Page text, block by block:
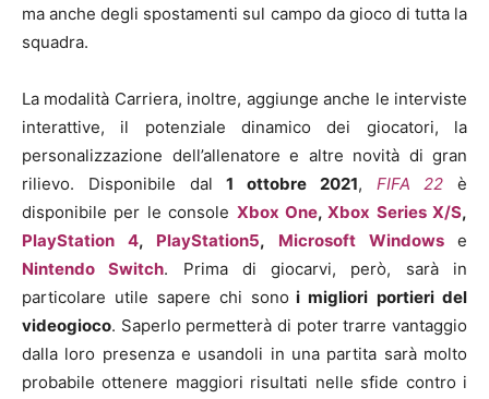
ma anche degli spostamenti sul campo da gioco di tutta la
squadra.
La modalità Carriera, inoltre, aggiunge anche le interviste
interattive, il potenziale dinamico dei giocatori, la
personalizzazione dell’allenatore e altre novità di gran
rilievo. Disponibile dal1 ottobre 2021, FIFA 22 è
disponibile per le console Xbox One,Xbox Series X/S,
PlayStation 4, PlayStation5, Microsoft Windowse
Nintendo Switch. Prima di giocarvi, però, sarà in
particolare utile sapere chi sono i migliori portieri del
videogioco. Saperlo permetterà di poter trarre vantaggio
dalla loro presenza e usandoli in una partita sarà molto
probabile ottenere maggiori risultati nelle sfide contro i